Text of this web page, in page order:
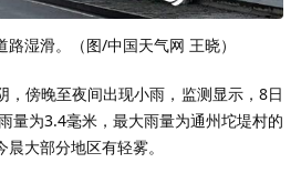
湿滑。（图/中国天气网 王晓）
，傍晚至夜间出现小雨，监测显示，8日
量为3.4毫米，最大雨量为通州坨堤村的
大部分地区有轻雾。